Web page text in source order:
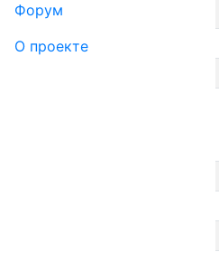
Форум
О проекте